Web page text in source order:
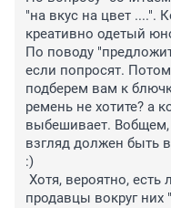
"на вкус на цвет ....".
креативно одетый
По поводу
если попросят.
подберем вам к
ремень не хотите? а
выбешивает. Вобщем,
взгляд должен быть
:)
Хотя, вероятно,
продавцы вокруг них